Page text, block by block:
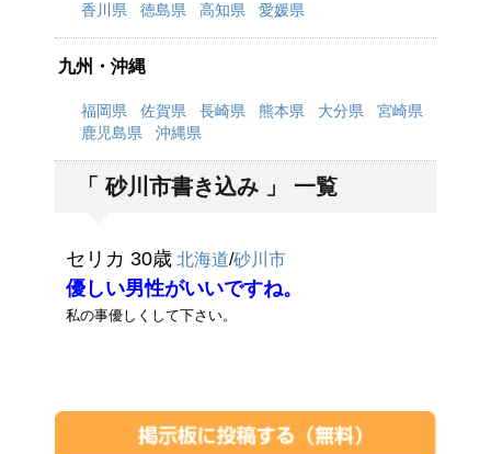
香川県 徳島県 高知県 愛媛県
九州・沖縄
福岡県 佐賀県 長崎県 熊本県 大分県
宮崎県
鹿児島県
沖縄県
「 砂川市書き込み 」 一覧
セリカ 30歳 北海道/砂川市
優しい男性がいいですね。
私の事優しくして下さい。